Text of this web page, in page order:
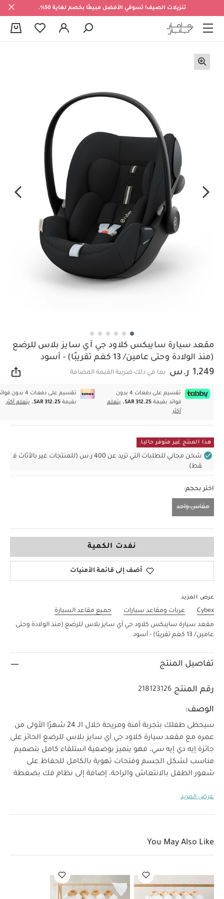
تنزيلات الصيف! تسوقي الأفضل مبيعًا بخصم لغاية 50%.
مقعد سيارة سايبكس كلاود جي آي سايز بلاس للرضع
(منذ الولادة وحتى عامين/ 13 كغم تقريبًا) - أسود
1,249 ر.س بما في ذلك ضريبة القيمة المضافة
تقسيم على دفعات 4 بدون
فوائد بقيمة SAR 312.25.
يتعلم
أكثر
تقسيم على دفعات 4 بدون
بقيمةSAR 312.25. يتعلم أكثر
هذا المنتج غير متوفر حاليا.
شحن مجاني للطلبات التي تزيد عن 400 ر.س (للمنتجات غير بالأثاث ف
قط)
اختر بحجم:
مقاس واحد
نفدت الكمية
أضف إلى قائمة الأمنيات
عرض المزيد
Cybex عربات ومقاعد سيارات
جميع مقاعد السيارة
مقعد سيارة سايبكس كلاود جي آي سايز بلاس للرضع (منذ الولادة وحتى
عامين/ 13 كغم تقريبًا) - أسود
تفاصيل المنتج
رقم المنتج 218123126
الوصف:
سيحظى طفلك بتجربة آمنة ومريحة خلال الـ 24 شهرًا الأولى من
عمره مع مقعد سيارة كلاود جي آي سايز بلاس للرضع الحائز على
جائزة إيه دي إيه سي، فهو يتميز بوضعية استلقاء كامل بتصميم
مناسب لشكل الجسم وفتحات تهوية بالكامل للحفاظ على
شعور الطفل بالانتعاش والراحة، إضافة إلى نظام فك بضغطة
فقط. تتميز مجموعة بلاس بقماش شبكي له مستوى مسامية
ونظام فك بضغطة واحدة لتتمكني من وضع الطفل في السيارة
الحماية الجانبية الطولية من الصدمات الذي يوفر حماية أعلى
بنسبة 15‏‏%‏ للحماية من الصدمات الجانبية. حاز المقعد على
الاعتماد للاستخدام في الطائرات لضمان الحفاظ على سلامة
عرض المزيد
You May Also Like